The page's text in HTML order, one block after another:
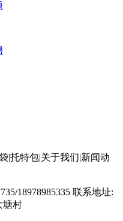
|托特包|关于我们|新闻动
/18978985335 联系地址:
塘村